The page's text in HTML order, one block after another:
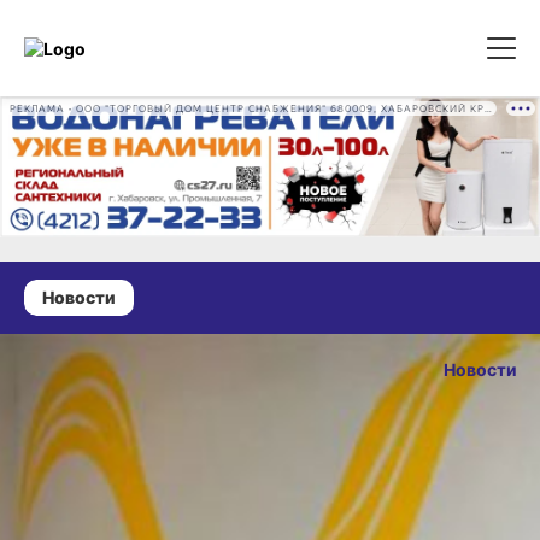
Новости
07 апреля 2026 г., 15:52
В Хабаровском
крае 17 апреля
стартует
ярмарка
трудоустройства
Новости
07 апреля 2026 г.,